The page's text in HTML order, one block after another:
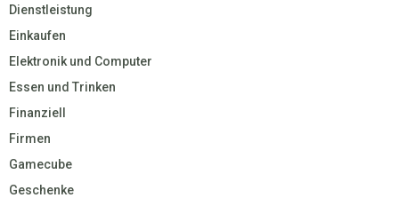
Dienstleistung
Einkaufen
Elektronik und Computer
Essen und Trinken
Finanziell
Firmen
Gamecube
Geschenke